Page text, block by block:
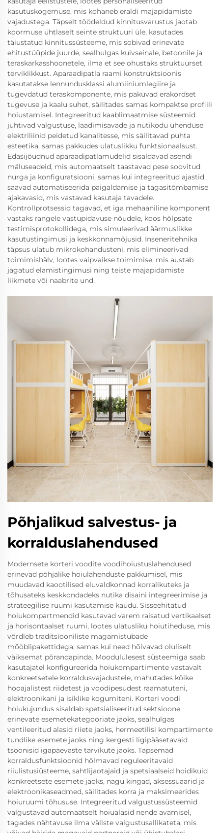
kasutuskogemuse, mis kohaneb eraldi majapidamiste
vajadustega. Täpselt töödeldud kinnitusvarustus jaotab
koormuse ühtlaselt seinte struktuuri üle, kasutades
täiustatud kinnitussüsteeme, mis sobivad erinevate
ehitustüüpide juurde, sealhulgas kuivseinale, betoonile ja
teraskarkasshoonetele, ilma et see ohustaks struktuurset
terviklikkust. Aparaadipatla raami konstruktsioonis
kasutatakse lennundusklassi alumiiniumlegiire ja
tugevdatud teraskomponente, mis pakuvad erakordset
tugevuse ja kaalu suhet, säilitades samas kompaktse profiili
hoiustamisel. Integreeritud kaablimaatmise süsteemid
juhtivad valgustuse, laadimisavade ja nutikodu ühenduse
elektriliinid peidetud kanalitesse, mis säilitavad puhta
esteetika, samas pakkudes ulatuslikku funktsionaalsust.
Edasijõudnud aparaadipatlamudelid sisaldavad asendi
mäluseadeid, mis automaatselt taastavad pese soovitud
nurga ja konfiguratsiooni, samas kui integreeritud ajastid
saavad automatiseerida paigaldamise ja tagasitõmbamise
ajakavasid, mis vastavad kasutaja tavadele.
Kontrollprotsessid tagavad, et iga mehaaniline komponent
vastaks rangele vastupidavuse nõudele, koos hõlpsate
testimisprotokollidega, mis simuleerivad äärmuslikke
kasutustingimusi ja keskkonnamõjusid. Inseneritehnika
täpsus ulatub mikrokohandusteni, mis elimineerivad
toimimishälv, lootes vaipvaikse toimimise, mis austab
jagatud elamistingimusi ning teiste majapidamiste
liikmete või naabrite und.
Põhjalikud salvestus- ja
korralduslahendused
Modernsete korteri voodite voodihoiustuslahendused
erinevad põhjalike hoiulahenduste pakkumisel, mis
muudavad kaootilised eluvaldkonnad korralikuteks ja
tõhusateks keskkondadeks nutika disaini integreerimise ja
strateegilise ruumi kasutamise kaudu. Sisseehitatud
hoiukompartmendid kasutavad varem raisatud vertikaalset
ja horisontaalset ruumi, lootes ulatusliku hoiutiheduse, mis
võrdleb traditsiooniliste magamistubade
mööblipakettidega, samas kui need hõivavad oluliselt
väiksemat põrandapinda. Moodulülesest süsteemiga saab
kasutajatel konfigureerida hoiukompartimente vastavalt
konkreetsetele korraldusvajadustele, mahutades kõike
hooajalistest riidetest ja voodipesudest raamatuteni,
elektroonikani ja isiklike kogumiteni. Korteri voodi
hoiukujundus sisaldab spetsialiseeritud sektsioone
erinevate esemetekategooriate jaoks, sealhulgas
ventileeritud alasid riiete jaoks, hermeetilisi kompartimente
tundlike esemete jaoks ning kergesti ligipääsetavaid
tsoonisid igapäevaste tarvikute jaoks. Täpsemad
korraldusfunktsioonid hõlmavad reguleeritavaid
riiulistusiüsteeme, sahtlijaotajaid ja spetsiaalseid hoidikuid
konkreetsete esemete jaoks, nagu kingad, aksessuaarid ja
elektroonikaseadmed, säilitades korra ja maksimeerides
hoiuruumi tõhususe. Integreeritud valgustussüsteemid
valgustavad automaatselt hoiualasid nende avamisel,
tagades nähtavuse ilma väliste valgustusallikateta, mis